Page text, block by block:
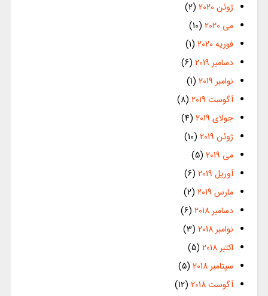
ژوئن 2020
(2)
می 2020
(10)
فوریه 2020
(1)
دسامبر 2019
(6)
نوامبر 2019
(1)
آگوست 2019
(8)
جولای 2019
(4)
ژوئن 2019
(10)
می 2019
(5)
آوریل 2019
(6)
مارس 2019
(2)
دسامبر 2018
(6)
نوامبر 2018
(3)
اکتبر 2018
(5)
سپتامبر 2018
(5)
آگوست 2018
(12)